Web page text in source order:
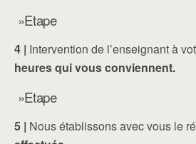
»Etape
4 | Intervention de l’enseignant à
heures qui vous conviennent.
»Etape
5 | Nous établissons avec vous le